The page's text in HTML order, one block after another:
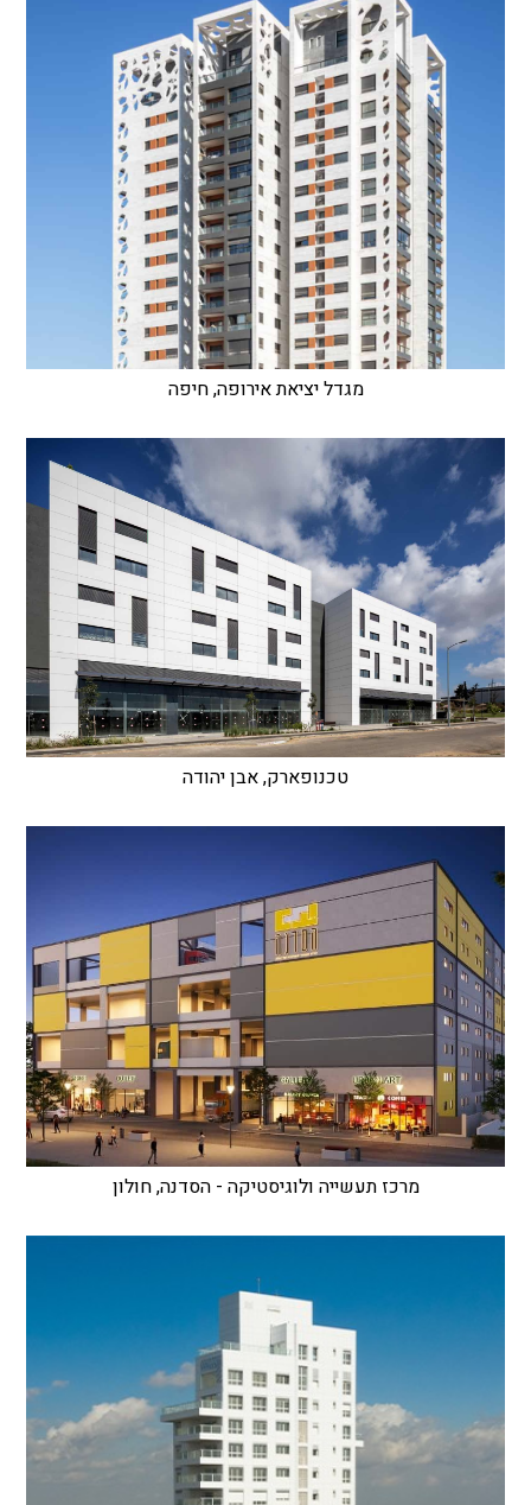
מגדל יציאת אירופה, חיפה
טכנופארק, אבן יהודה
מרכז תעשייה ולוגיסטיקה - הסדנה, חולון